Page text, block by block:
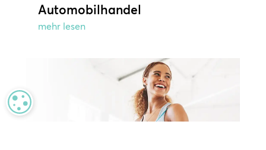
Automobilhandel
mehr lesen